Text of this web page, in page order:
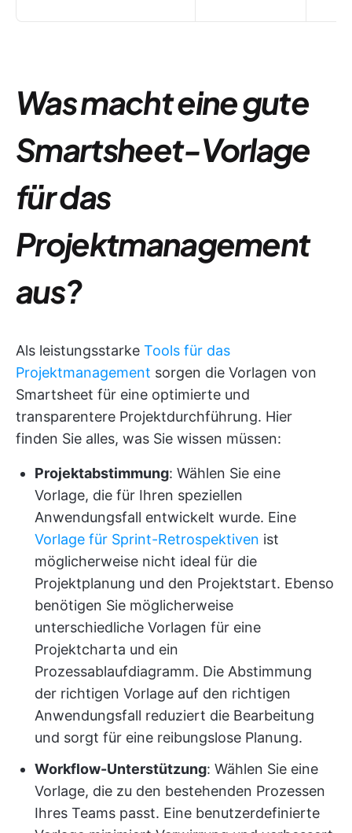
Was macht eine gute
Smartsheet-Vorlage
für das
Projektmanagement
aus?
Als leistungsstarke Tools für das
Projektmanagement sorgen die Vorlagen von
Smartsheet für eine optimierte und
transparentere Projektdurchführung. Hier
finden Sie alles, was Sie wissen müssen:
Projektabstimmung: Wählen Sie eine
Vorlage, die für Ihren speziellen
Anwendungsfall entwickelt wurde. Eine
Vorlage für Sprint-Retrospektiven ist
möglicherweise nicht ideal für die
Projektplanung und den Projektstart. Ebenso
benötigen Sie möglicherweise
unterschiedliche Vorlagen für eine
Projektcharta und ein
Prozessablaufdiagramm. Die Abstimmung
der richtigen Vorlage auf den richtigen
Anwendungsfall reduziert die Bearbeitung
und sorgt für eine reibungslose Planung.
Workflow-Unterstützung: Wählen Sie eine
Vorlage, die zu den bestehenden Prozessen
Ihres Teams passt. Eine benutzerdefinierte